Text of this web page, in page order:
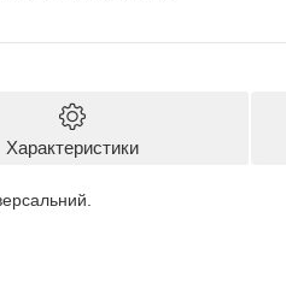
Характеристики